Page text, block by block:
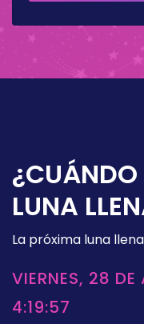
¿CUÁNDO
LUNA
La próxima luna
VIERNES, 28
4:19:57